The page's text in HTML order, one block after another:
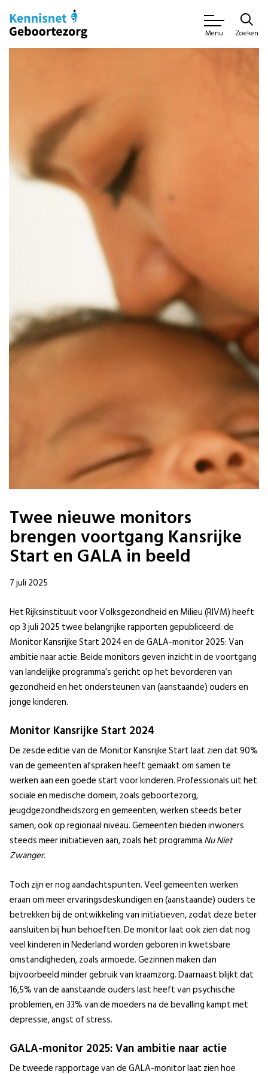
Menu Zoeken
Twee nieuwe monitors
brengen voortgang Kansrijke
Start en GALA in beeld
7 juli 2025
Het Rijksinstituut voor Volksgezondheid en Milieu (RIVM) heeft
op 3 juli 2025 twee belangrijke rapporten gepubliceerd: de
Monitor Kansrijke Start 2024 en de GALA-monitor 2025: Van
ambitie naar actie. Beide monitors geven inzicht in de voortgang
van landelijke programma’s gericht op het bevorderen van
gezondheid en het ondersteunen van (aanstaande) ouders en
jonge kinderen.
Monitor Kansrijke Start 2024
De zesde editie van de Monitor Kansrijke Start laat zien dat 90%
van de gemeenten afspraken heeft gemaakt om samen te
werken aan een goede start voor kinderen. Professionals uit het
sociale en medische domein, zoals geboortezorg,
jeugdgezondheidszorg en gemeenten, werken steeds beter
samen, ook op regionaal niveau. Gemeenten bieden inwoners
steeds meer initiatieven aan, zoals het programma Nu Niet
Zwanger.
Toch zijn er nog aandachtspunten. Veel gemeenten werken
eraan om meer ervaringsdeskundigen en (aanstaande) ouders te
betrekken bij de ontwikkeling van initiatieven, zodat deze beter
aansluiten bij hun behoeften. De monitor laat ook zien dat nog
veel kinderen in Nederland worden geboren in kwetsbare
omstandigheden, zoals armoede. Gezinnen maken dan
bijvoorbeeld minder gebruik van kraamzorg. Daarnaast blijkt dat
16,5% van de aanstaande ouders last heeft van psychische
problemen, en 33% van de moeders na de bevalling kampt met
depressie, angst of stress.
GALA-monitor 2025: Van ambitie naar actie
De tweede rapportage van de GALA-monitor laat zien hoe